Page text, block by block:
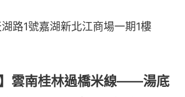
路1號嘉湖新北江商場一期1樓
雲南桂林過橋米線——湯底